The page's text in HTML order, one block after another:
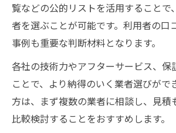
覧などの公的リストを活用することで
者を選ぶことが可能です。利用者の口
事例も重要な判断材料となります。
各社の技術力やアフターサービス、保
ことで、より納得のいく業者選びがで
方は、まず複数の業者に相談し、見積
比較検討することをおすすめします。